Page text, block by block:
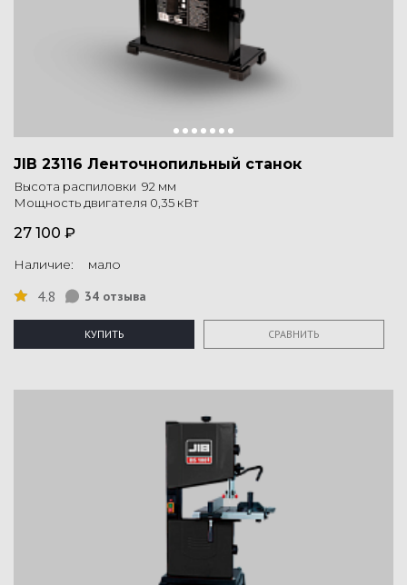
JIB 23116 Ленточнопильный станок
Высота распиловки 92 мм
Мощность двигателя 0,35 кВт
27 100 ₽
Наличие: мало
4.8 34 отзыва
КУПИТЬ СРАВНИТЬ